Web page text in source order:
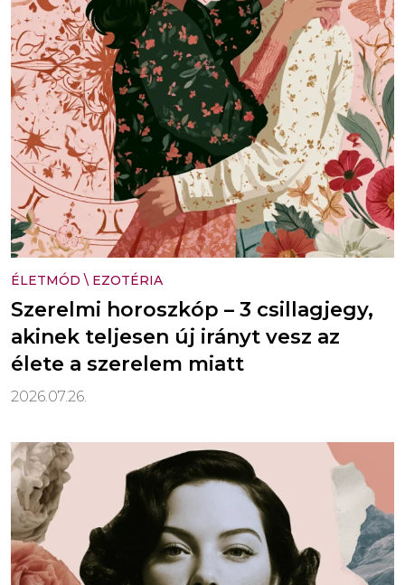
ÉLETMÓD \ EZOTÉRIA
Szerelmi horoszkóp – 3 csillagjegy,
akinek teljesen új irányt vesz az
élete a szerelem miatt
2026.07.26.